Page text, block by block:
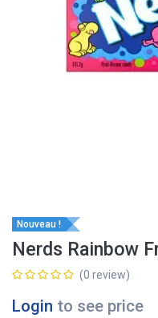
Nouveau !
Nerds Rainbow
(0 review)
Login to see price